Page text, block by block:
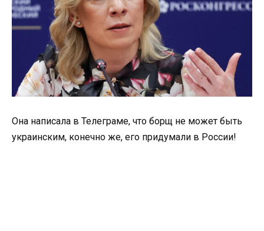
Она написала в Телеграме, что борщ не может быть
украинским, конечно же, его придумали в России!